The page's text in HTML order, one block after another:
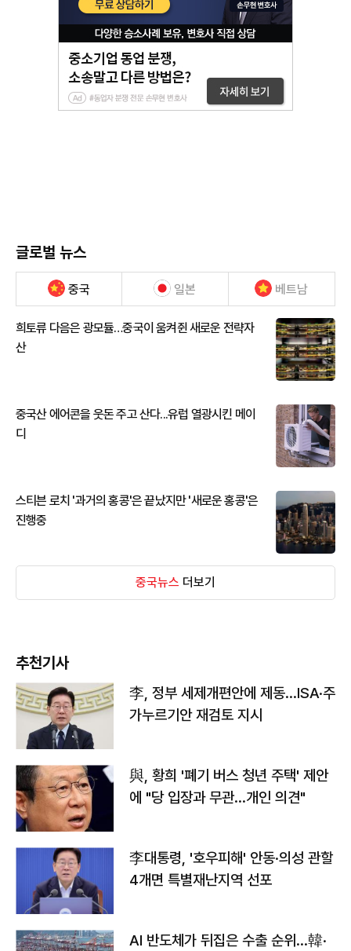
글로벌 뉴스
중국 일본 베트남
희토류 다음은 광모듈…중국이 움켜쥔 새로운 전략자
산
중국산 에어콘을 웃돈 주고 산다...유럽 열광시킨 메이
디
스티븐 로치 '과거의 홍콩'은 끝났지만 '새로운 홍콩'은
진행중
중국뉴스 더보기
추천기사
李, 정부 세제개편안에 제동…ISA·주
가누르기안 재검토 지시
與, 황희 '폐기 버스 청년 주택' 제안
에 "당 입장과 무관…개인 의견"
李대통령, '호우피해' 안동·의성 관할
4개면 특별재난지역 선포
AI 반도체가 뒤집은 수출 순위…韓·